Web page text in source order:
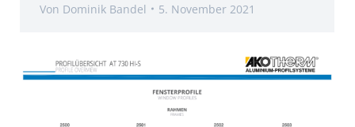
Von Dominik Bandel 5. November 2021